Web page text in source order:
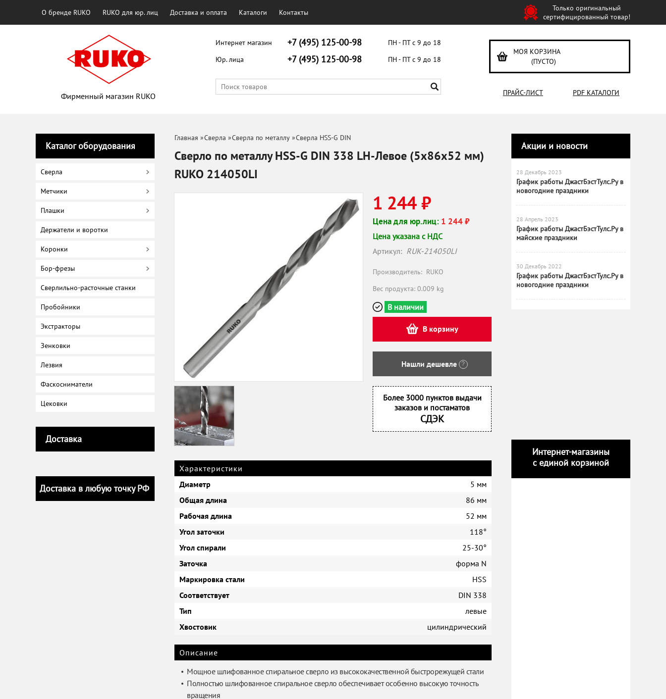
О бренде RUKO RUKO для юр. лиц Доставка и оплата Каталоги Контакты
Только оригинальный
сертифицированный товар!
Фирменный магазин RUKO
Интернет магазин +7 (495) 125-00-98
ПН - ПТ с 9 до 18
Юр. лица
+7 (495) 125-00-98 ПН - ПТ с 9 до 18
МОЯ КОРЗИНА
(ПУСТО)
ПРАЙС-ЛИСТ PDF КАТАЛОГИ
Каталог оборудования
Сверла
Метчики
Плашки
Держатели и воротки
Коронки
Бор-фрезы
Сверлильно-расточные станки
Пробойники
Экстракторы
Зенковки
Лезвия
Фаскосниматели
Цековки
Доставка
Доставка в любую точку РФ
Главная »Сверла »Сверла по металлу »Сверла HSS-G DIN
Сверло по металлу HSS-G DIN 338 LH-Левое (5x86х52 мм)
RUKO 214050LI
1 244 ₽
Цена для юр.лиц: 1 244 ₽
Цена указана с НДС
Артикул: RUK-214050LI
Производитель: RUKO
Вес продукта: 0.009 kg
В наличии
В корзину
Нашли дешевле ?
Более 3000 пунктов выдачи
заказов и постаматов
СДЭК
Характеристики
Диаметр
5 мм
Общая длина
86 мм
Рабочая длина
52 мм
Угол заточки
118°
Угол спирали
25-30°
Заточка
форма N
Маркировка стали
HSS
Соответствует
DIN 338
Тип
левые
Хвостовик
цилиндрический
Описание
Мощное шлифованное спиральное сверло из высококачественной быстрорежущей стали
Полностью шлифованное спиральное сверло обеспечивает особенно высокую точность
вращения
Акции и новости
28 Декабрь 2023
График работы ДжастБэстТулс.Ру в
новогодние праздники
28 Апрель 2023
График работы ДжастБэстТулс.Ру в
майские праздники
30 Декабрь 2022
График работы ДжастБэстТулс.Ру в
новогодние праздники
Интернет-магазины
с единой корзиной